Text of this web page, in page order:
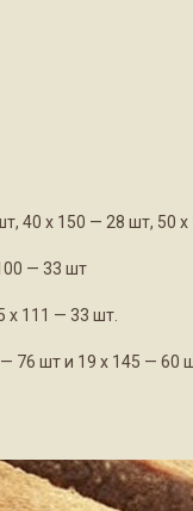
40 х 150 — 28 шт, 50
— 33 шт
х 111 — 33 шт.
76 шт и 19 х 145 — 60